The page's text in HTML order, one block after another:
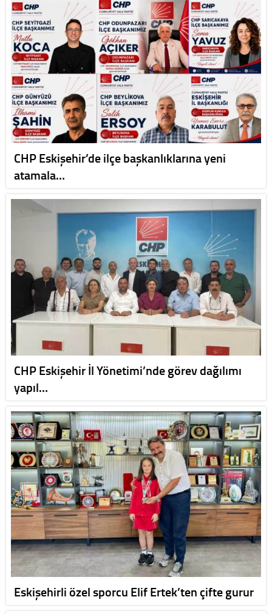
CHP Eskişehir’de ilçe başkanlıklarına yeni
atamala…
CHP Eskişehir İl Yönetimi’nde görev dağılımı
yapıl…
Eskişehirli özel sporcu Elif Ertek’ten çifte gurur